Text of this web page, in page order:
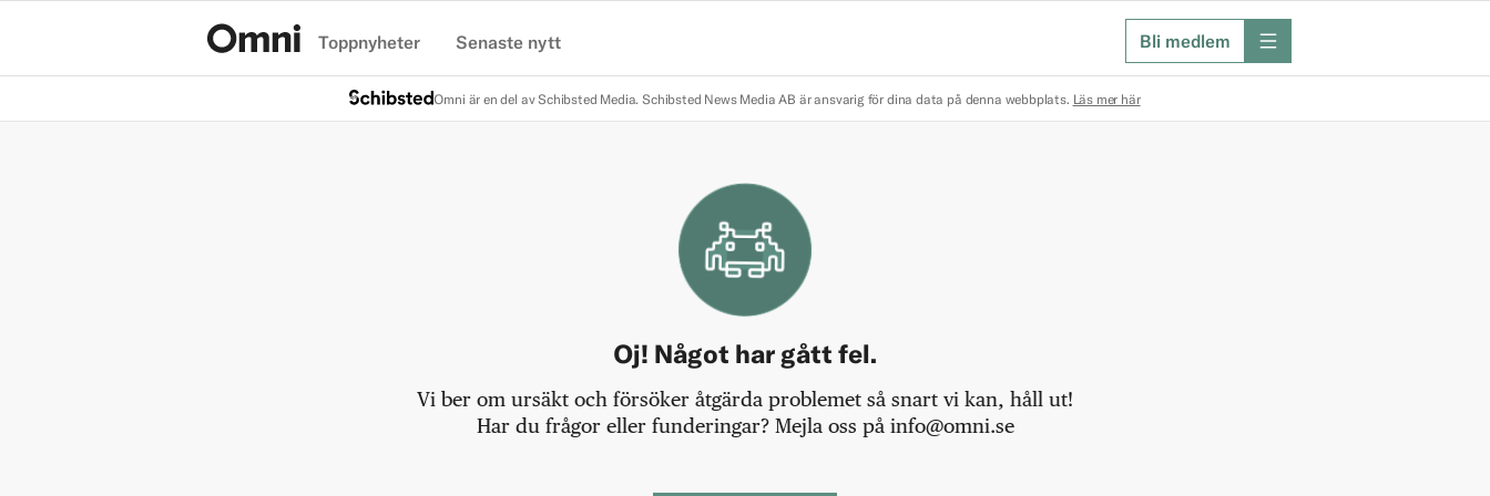
Toppnyheter Senaste nytt Bli medlem meny
Omni är en del av Schibsted Media. Schibsted News Media AB är ansvarig för dina data på denna webbplats. Läs mer här
Oj! Något har gått fel.
Vi ber om ursäkt och försöker åtgärda problemet så snart vi kan, håll ut!
Har du frågor eller funderingar? Mejla oss på info@omni.se